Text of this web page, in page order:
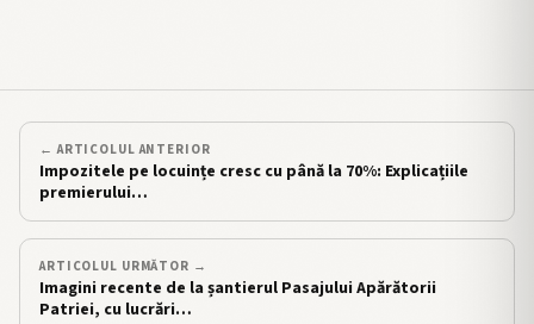
← ARTICOLUL ANTERIOR
Impozitele pe locuințe cresc cu până la 70%: Explicațiile
premierului…
ARTICOLUL URMĂTOR →
Imagini recente de la șantierul Pasajului Apărătorii
Patriei, cu lucrări…